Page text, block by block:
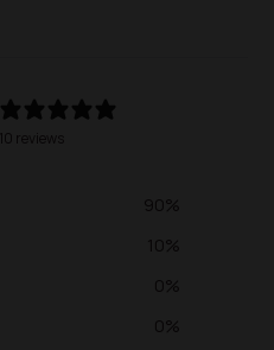
10 reviews
90%
10%
0%
0%